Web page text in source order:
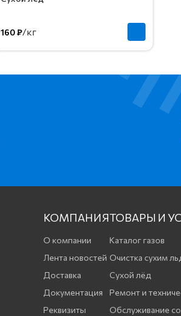
160 ₽/кг
КОМПАНИЯ
О компании
Лента новостей
Доставка
Документация
Реквизиты
ТОВАРЫ И
Каталог газов
Очистка сухим
Сухой лёд
Ремонт и
Обслуживание